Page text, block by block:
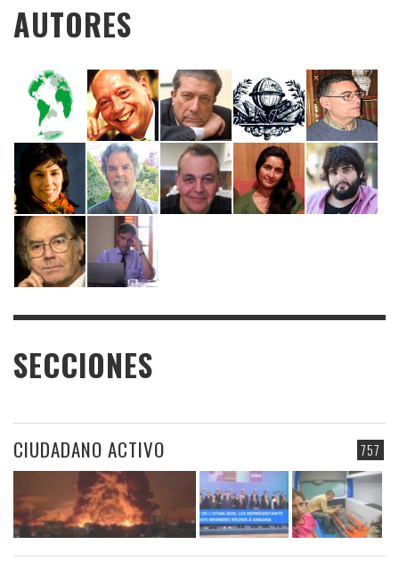
AUTORES
SECCIONES
757
CIUDADANO ACTIVO